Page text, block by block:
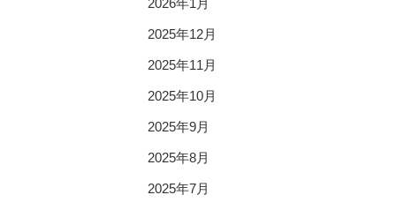
2026年1月
2025年12月
2025年11月
2025年10月
2025年9月
2025年8月
2025年7月